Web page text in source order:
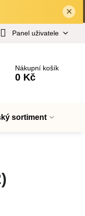
✕×
Panel uživatele
Nákupní košík
0 Kč
sortiment